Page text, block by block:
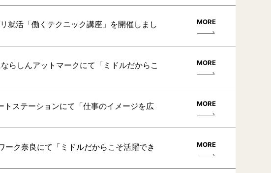
就活「働くテクニック講座」を開催しまし
MORE
らしんアットマークにて「ミドルだからこ
MORE
ステーションにて「仕事のイメージを広
MORE
ク奈良にて「ミドルだからこそ活躍でき
MORE